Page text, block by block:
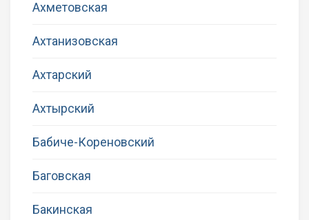
Ахметовская
Ахтанизовская
Ахтарский
Ахтырский
Бабиче-Кореновский
Баговская
Бакинская